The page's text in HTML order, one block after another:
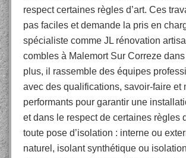
respect certaines règles d’art. Ces
pas faciles et demande la pris en
spécialiste comme JL rénovation
combles à Malemort Sur Correze
plus, il rassemble des équipes
avec des qualifications, savoir-faire et
performants pour garantir une
et dans le respect de certaines règles
toute pose d’isolation : interne ou
naturel, isolant synthétique ou